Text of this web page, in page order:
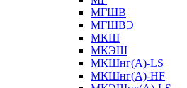
МГШВ
МГШВЭ
МКШ
МКЭШ
МКШнг(А)-LS
МКШнг(А)-HF